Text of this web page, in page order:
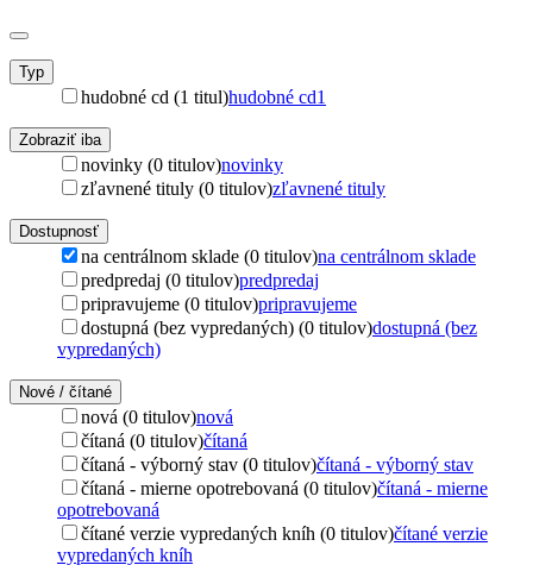
Typ
hudobné cd (1 titul)hudobné cd1
Zobraziť iba
novinky (0 titulov)novinky
zľavnené tituly (0 titulov)zľavnené tituly
Dostupnosť
na centrálnom sklade (0 titulov)na centrálnom sklade
predpredaj (0 titulov)predpredaj
pripravujeme (0 titulov)pripravujeme
dostupná (bez vypredaných) (0 titulov)dostupná (bez
vypredaných)
Nové / čítané
nová (0 titulov)nová
čítaná (0 titulov)čítaná
čítaná - výborný stav (0 titulov)čítaná - výborný stav
čítaná - mierne opotrebovaná (0 titulov)čítaná - mierne
opotrebovaná
čítané verzie vypredaných kníh (0 titulov)čítané verzie
vypredaných kníh